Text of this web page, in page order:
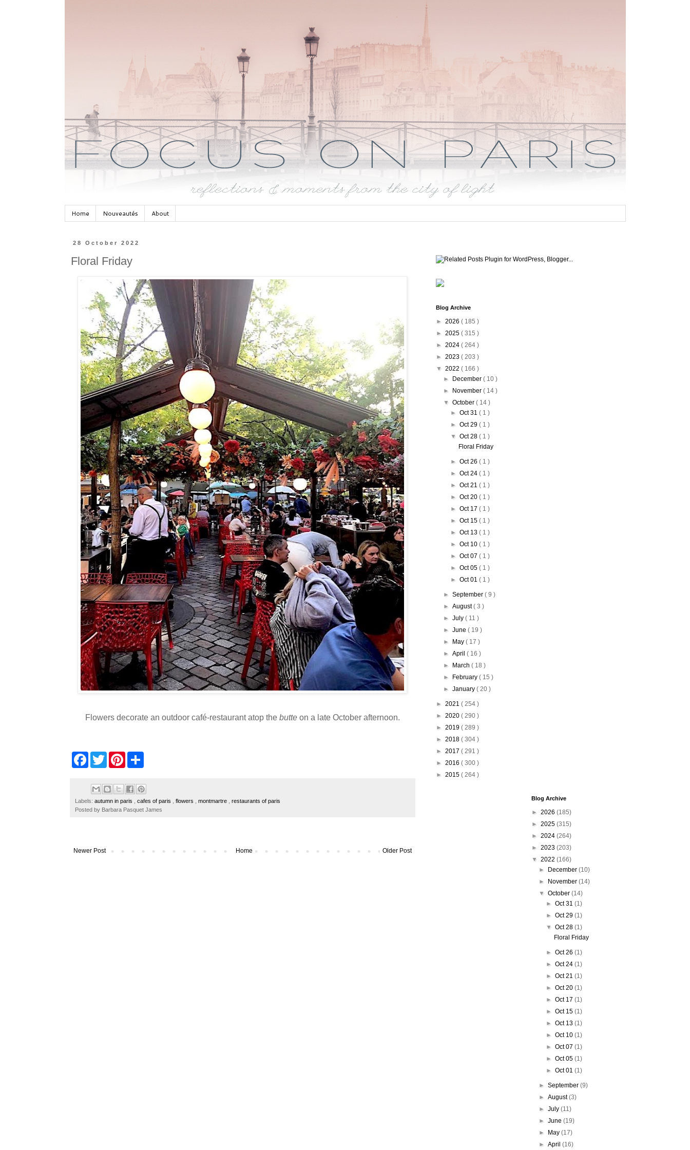
Home Nouveautés About
28 October 2022
Floral Friday
Flowers decorate an outdoor café-restaurant atop the butteon a late October afternoon.
o
k
w
t
r
e
s
e
Labels: autumn in paris cafes of paris flowers montmartre
restaurants of paris
Posted by Barbara Pasquet James
Newer Post Older Post
Home
Blog Archive
► 2026 ( 185 )
► 2025 ( 315 )
► 2024 ( 264 )
► 2023 ( 203 )
▼ 2022 ( 166 )
►
December ( 10 )
►
November ( 14 )
▼ October ( 14 )
►Oct 31( 1 )
►Oct 29( 1 )
▼Oct 28( 1 )
Floral Friday
►Oct 26( 1 )
►Oct 24( 1 )
►Oct 21( 1 )
►Oct 20( 1 )
►Oct 17( 1 )
►Oct 15( 1 )
►Oct 13( 1 )
►Oct 10( 1 )
►Oct 07( 1 )
►Oct 05( 1 )
►Oct 01( 1 )
► September ( 9 )
► August( 3 )
► July ( 11 )
► June ( 19 )
►
May ( 17 )
► April ( 16 )
►
March ( 18 )
►
February ( 15 )
► January ( 20 )
► 2021 ( 254 )
► 2020 ( 290 )
► 2019 ( 289 )
► 2018 ( 304 )
► 2017 ( 291 )
► 2016 ( 300 )
► 2015 ( 264 )
Blog Archive
► 2026 (185)
► 2025 (315)
► 2024 (264)
► 2023 (203)
▼ 2022 (166)
►
December (10)
►
November (14)
▼ October (14)
►Oct 31(1)
►Oct 29(1)
▼Oct 28(1)
Floral Friday
►Oct 26(1)
►Oct 24(1)
►Oct 21(1)
►Oct 20(1)
►Oct 17(1)
►Oct 15(1)
►Oct 13(1)
►Oct 10(1)
►Oct 07(1)
►Oct 05(1)
►Oct 01(1)
► September (9)
► August(3)
► July (11)
► June (19)
►
May (17)
► April (16)